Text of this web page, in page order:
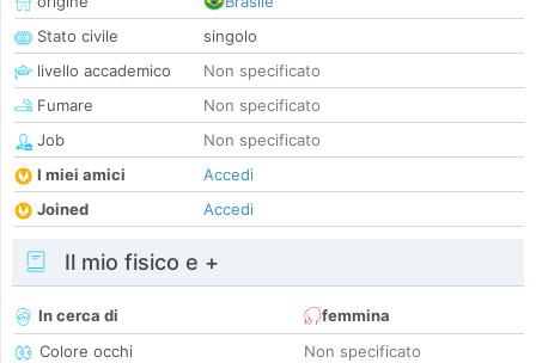
Stato civile
singolo
livello accademico
Non specificato
Fumare
Non specificato
Job
Non specificato
I miei amici
Accedi
Joined
Accedi
Il mio fisico e +
In cerca di
femmina
Colore occhi
Non specificato